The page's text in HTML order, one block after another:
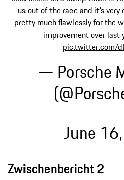
us out of the race and it’s
pretty much flawlessly for the
improvement over last
pic.twitter.com/
— Porsche
June
Zwischenbericht 2